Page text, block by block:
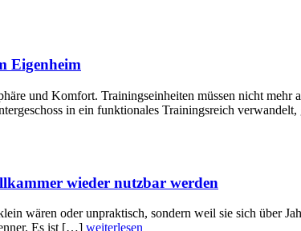
Eigenheim
und Komfort. Trainingseinheiten müssen nicht mehr
in ein funktionales Trainingsreich
wieder nutzbar werden
wären oder unpraktisch, sondern weil sie sich über
Es ist […] weiterlesen